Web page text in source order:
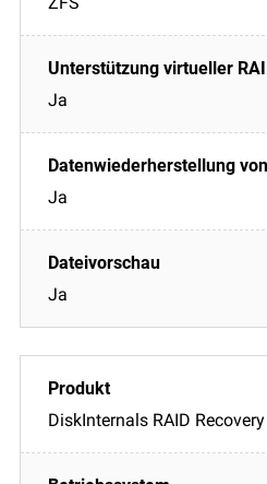
Ja
Ja
Ja
DiskInternals RAID Recovery